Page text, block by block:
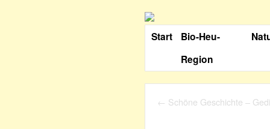
Start
Bio-Heu-
Region
← Schöne Geschichte –